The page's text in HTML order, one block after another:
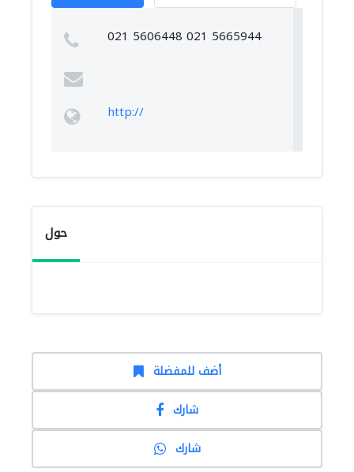
021 5606448 021 5665944
http://
حول
أضف للمفضلة
شارك
شارك